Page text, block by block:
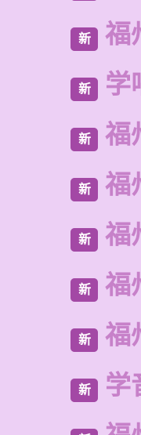
新 福
新 学
新 福
新 福
新 福
新 福
新 福
新 学